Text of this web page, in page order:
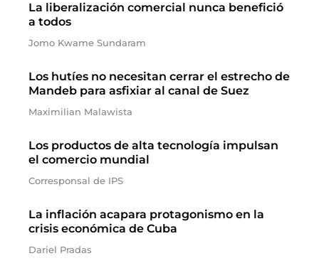
La liberalización comercial nunca benefició
a todos
Jomo Kwame Sundaram
Los hutíes no necesitan cerrar el estrecho de
Mandeb para asfixiar al canal de Suez
Maximilian Malawista
Los productos de alta tecnología impulsan
el comercio mundial
Corresponsal de IPS
La inflación acapara protagonismo en la
crisis económica de Cuba
Dariel Pradas